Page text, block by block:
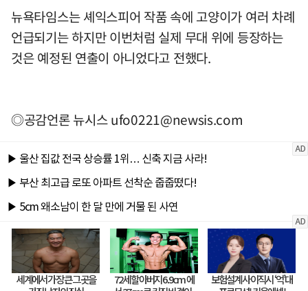
뉴욕타임스는 셰익스피어 작품 속에 고양이가 여러 차례
언급되기는 하지만 이번처럼 실제 무대 위에 등장하는
것은 예정된 연출이 아니었다고 전했다.
◎공감언론 뉴시스ufo0221@newsis.com